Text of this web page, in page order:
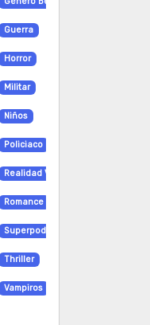
Guerra
Horror
Militar
Niños
Policiaco
Realidad Virtual
Romance
Superpoderes
Thriller
Vampiros